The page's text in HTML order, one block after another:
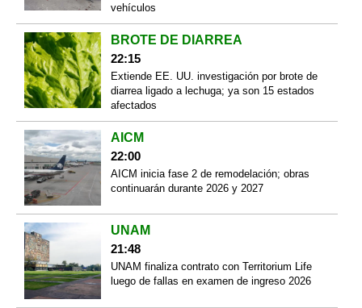
vehículos
BROTE DE DIARREA
22:15
Extiende EE. UU. investigación por brote de
diarrea ligado a lechuga; ya son 15 estados
afectados
AICM
22:00
AICM inicia fase 2 de remodelación; obras
continuarán durante 2026 y 2027
UNAM
21:48
UNAM finaliza contrato con Territorium Life
luego de fallas en examen de ingreso 2026